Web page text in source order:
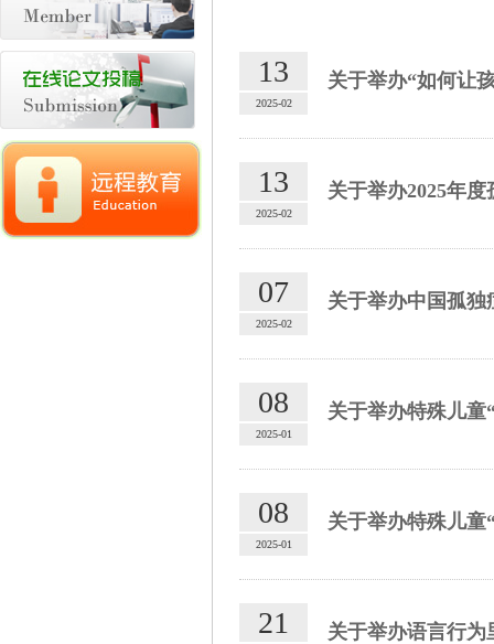
13
2025-02
关于举办“如何让
13
2025-02
关于举办2025年
07
2025-02
关于举办中国孤
08
2025-01
关于举办特殊儿童
08
2025-01
关于举办特殊儿童
21 关于举办语言行